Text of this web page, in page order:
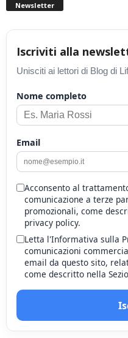
Newsletter
Iscriviti alla
Unisciti ai lettori di Blog di
Nome completo
Email
Acconsento al
comunicazione a terze
promozionali, come
privacy policy.
Letta l'Informativa sulla
comunicazioni
email da questo sito,
come descritto nella